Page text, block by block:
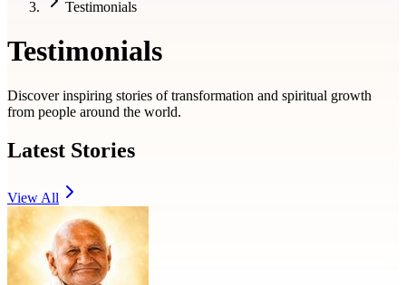
Testimonials
Testimonials
Discover inspiring stories of transformation and spiritual growth
from people around the world.
Latest Stories
View All